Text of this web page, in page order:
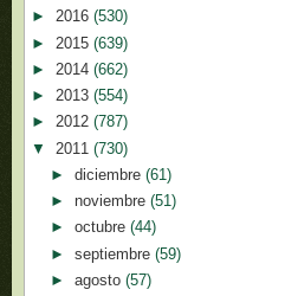
► 2016 (530)
► 2015 (639)
► 2014 (662)
► 2013 (554)
► 2012 (787)
▼ 2011 (730)
► diciembre (61)
► noviembre (51)
► octubre (44)
► septiembre (59)
► agosto (57)